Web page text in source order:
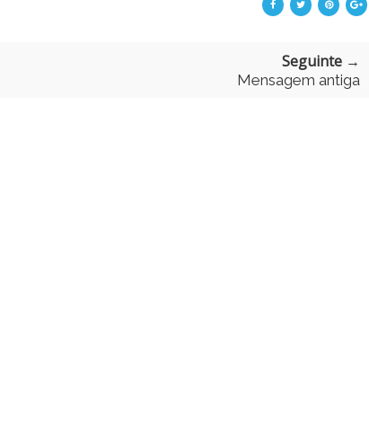
Seguinte →
Mensagem antiga